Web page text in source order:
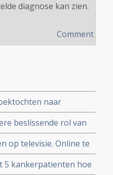
diagnose kan zien.
Comment
naar
beslissende rol van
op televisie. Online te
5 kankerpatienten hoe